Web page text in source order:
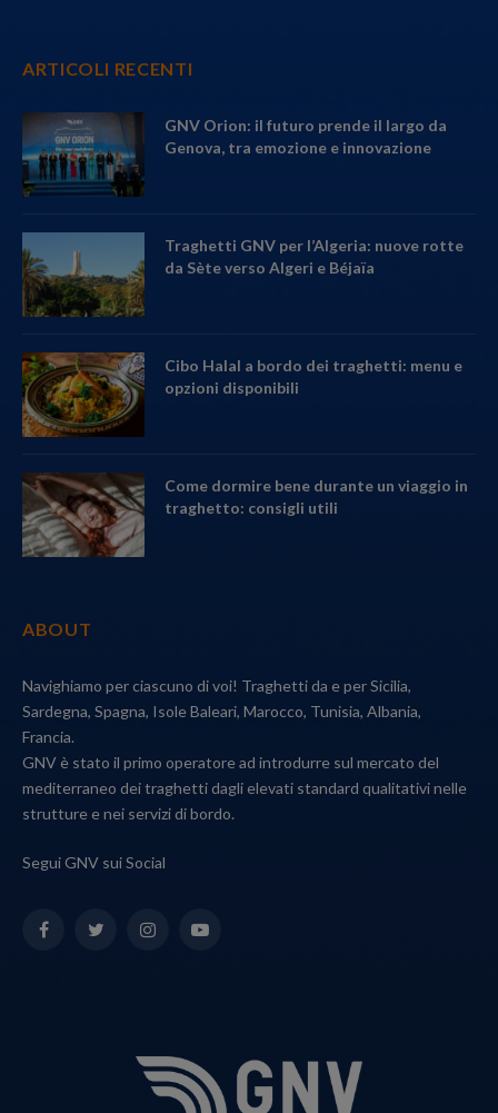
ARTICOLI RECENTI
GNV Orion: il futuro prende il largo da
Genova, tra emozione e innovazione
Traghetti GNV per l’Algeria: nuove rotte
da Sète verso Algeri e Béjaïa
Cibo Halal a bordo dei traghetti: menu e
opzioni disponibili
Come dormire bene durante un viaggio in
traghetto: consigli utili
ABOUT
Navighiamo per ciascuno di voi! Traghetti da e per Sicilia,
Sardegna, Spagna, Isole Baleari, Marocco, Tunisia, Albania,
Francia.
GNV è stato il primo operatore ad introdurre sul mercato del
mediterraneo dei traghetti dagli elevati standard qualitativi nelle
strutture e nei servizi di bordo.
Segui GNV sui Social
FacebookTwitterInstagramYouTube